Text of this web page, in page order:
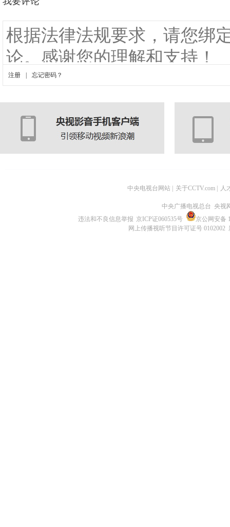
中央电视台网站 关于CCTV.com 人
中央广播电视总台 央视
违法和不良信息举报 京ICP证060535号
京公网安备
网上传播视听节目许可证号 0102002